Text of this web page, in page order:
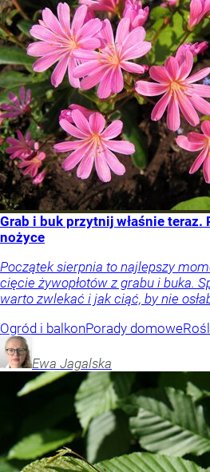
Grab i buk przytnij właśnie teraz.
nożyce
Początek sierpnia to najlepszy
cięcie żywopłotów z grabu i buka.
warto zwlekać i jak ciąć, by nie
Ogród i balkonPorady domowe
Ewa Jagalska